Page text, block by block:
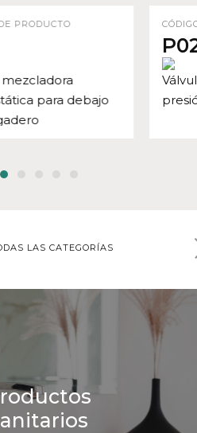
PRODUCTO
mezcladora
para debajo
LAS CATEGORÍAS